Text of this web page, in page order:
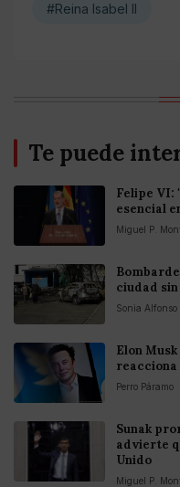
#Reina Isabel II
Te puede
Felipe VI:
esencial
Miguel P.
ciudad
Sonia Alfonso
Elon
reacciona
Perro Páramo
Sunak
advierte
Unido
Miguel P.